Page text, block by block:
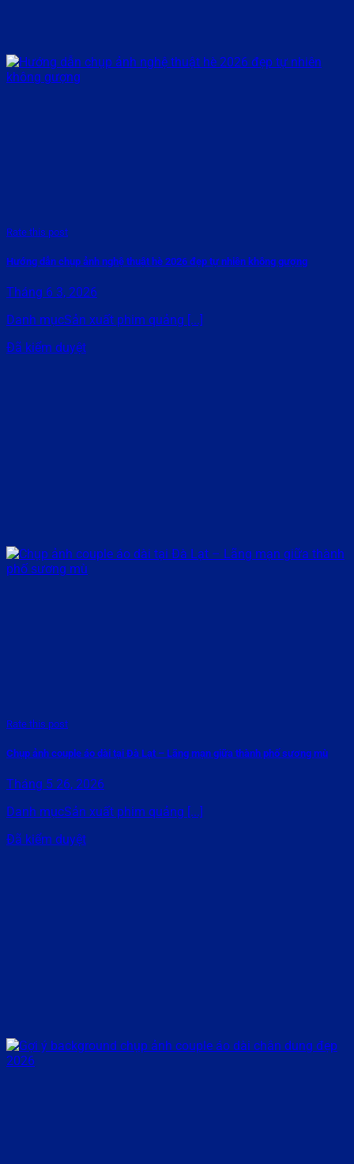
Rate this post
Hướng dẫn chụp ảnh nghệ thuật hè 2026 đẹp tự nhiên không gượng
Tháng 6 3, 2026
Danh mụcSản xuất phim quảng [...]
Đã kiểm duyệt
Rate this post
Chụp ảnh couple áo dài tại Đà Lạt – Lãng mạn giữa thành phố sương mù
Tháng 5 26, 2026
Danh mụcSản xuất phim quảng [...]
Đã kiểm duyệt